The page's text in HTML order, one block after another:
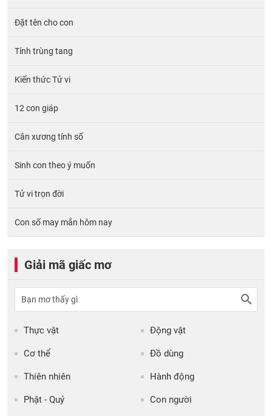
Đặt tên cho con
Tính trùng tang
Kiến thức Tử vi
12 con giáp
Cân xương tính số
Sinh con theo ý muốn
Tử vi trọn đời
Con số may mắn hôm nay
Giải mã giấc mơ
Thực vật Động vật
Cơ thể Đồ dùng
Thiên nhiên Hành động
Phật - Quỷ Con người